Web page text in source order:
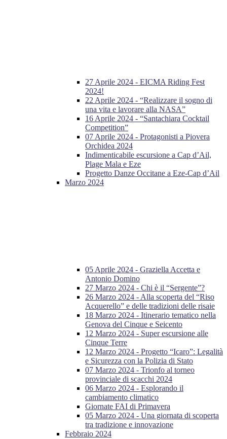
27 Aprile 2024 - EICMA Riding Fest
2024!
22 Aprile 2024 - “Realizzare il sogno di
una vita e lavorare alla NASA”
16 Aprile 2024 - “Santachiara Cocktail
Competition”
07 Aprile 2024 - Protagonisti a Piovera
Orchidea 2024
Indimenticabile escursione a Cap d’Ail,
Plage Mala e Eze
Progetto Danze Occitane a Eze-Cap d’Ail
Marzo 2024
05 Aprile 2024 - Graziella Accetta e
Antonio Domino
27 Marzo 2024 - Chi è il “Sergente”?
26 Marzo 2024 - Alla scoperta del “Riso
Acquerello” e delle tradizioni delle risaie
18 Marzo 2024 - Itinerario tematico nella
Genova del Cinque e Seicento
12 Marzo 2024 - Super escursione alle
Cinque Terre
12 Marzo 2024 - Progetto “Icaro”: Legalità
e Sicurezza con la Polizia di Stato
07 Marzo 2024 - Trionfo al torneo
provinciale di scacchi 2024
06 Marzo 2024 - Esplorando il
cambiamento climatico
Giornate FAI di Primavera
05 Marzo 2024 - Una giornata di scoperta
tra tradizione e innovazione
Febbraio 2024